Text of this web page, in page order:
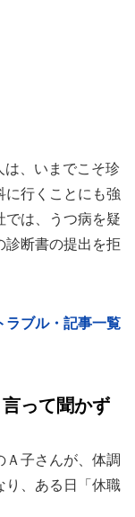
、いまでこそ珍
に行くことにも強
では、うつ病を疑
診断書の提出を拒
ラブル・記事一覧
って聞かず
子さんが、体調
り、ある日「休職